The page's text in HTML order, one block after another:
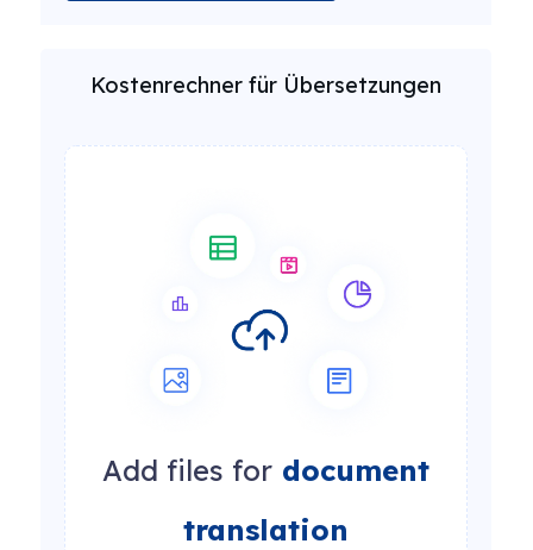
Kostenrechner für Übersetzungen
Add files for document
translation